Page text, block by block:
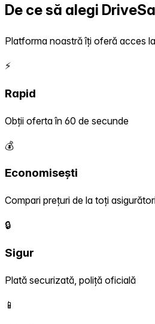
De ce să alegi
Platforma noastră îți oferă acces
⚡
Rapid
Obții oferta în 60 de secunde
💰
Economisești
Compari prețuri de la toți
🔒
Sigur
Plată securizată, poliță oficială
📱